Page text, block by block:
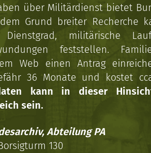
über Militärdienst bietet
Grund breiter Recherche
militärische
feststellen.
Web einen Antrag
36 Monate und kostet
kann in dieser
sein.
Abteilung PA
130